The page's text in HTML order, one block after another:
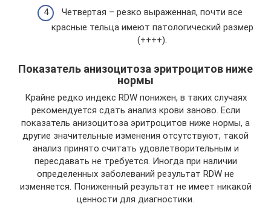
Четвертая – резко выраженная, почти все
красные тельца имеют патологический размер
(++++).
Показатель анизоцитоза эритроцитов ниже
нормы
Крайне редко индекс RDW понижен, в таких случаях
рекомендуется сдать анализ крови заново. Если
показатель анизоцитоза эритроцитов ниже нормы, а
другие значительные изменения отсутствуют, такой
анализ принято считать удовлетворительным и
пересдавать не требуется. Иногда при наличии
определенных заболеваний результат RDW не
изменяется. Пониженный результат не имеет никакой
ценности для диагностики.